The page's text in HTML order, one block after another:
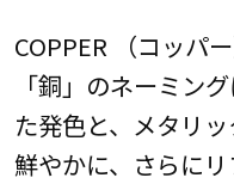
COPPER （コッパー
「銅」のネーミン
た発色と、メタリ
鮮やかに、さらに